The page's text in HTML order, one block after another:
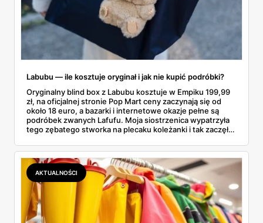
Labubu — ile kosztuje oryginał i jak nie kupić podróbki?
Oryginalny blind box z Labubu kosztuje w Empiku 199,99
zł, na oficjalnej stronie Pop Mart ceny zaczynają się od
około 18 euro, a bazarki i internetowe okazje pełne są
podróbek zwanych Lafufu. Moja siostrzenica wypatrzyła
tego zębatego stworka na plecaku koleżanki i tak zaczęło
kosztuje i po czym poznać, że sprzedawca nie wciska nam
podróbki. Spisałam wszystko, czego się dowiedziałam —
łącznie z jedną wpadką, o której za chwilę.
AKTUALNOŚCI